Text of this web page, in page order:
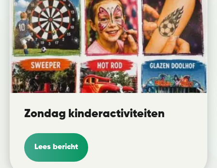
Zondag kinderactiviteiten
Lees bericht